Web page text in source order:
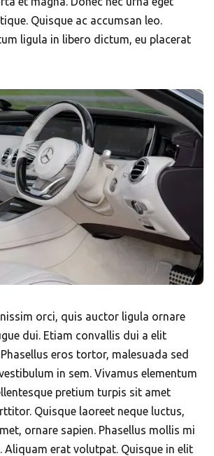
Quisque ac accumsan leo.
ligula in libero dictum, eu placerat
orci, quis auctor ligula ornare
dui. Etiam convallis dui a elit
eros tortor, malesuada sed
in sem. Vivamus elementum
pretium turpis sit amet
Quisque laoreet neque luctus,
ornare sapien. Phasellus mollis mi
Aliquam erat volutpat. Quisque in elit